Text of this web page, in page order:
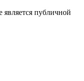
публичной